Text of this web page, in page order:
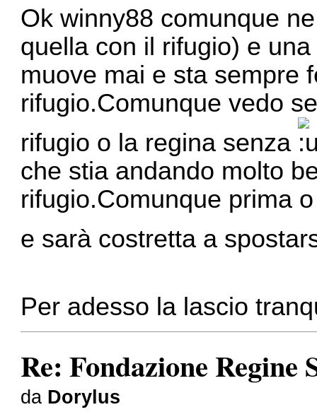
Ok winny88 comunque
quella con il rifugio) e
muove mai e sta sempre
rifugio.Comunque vedo
rifugio o la regina senza
che stia andando molto
rifugio.Comunque prima
e sarà costretta a
Per adesso la lascio
Re: Fondazione Regine
da Dorylus